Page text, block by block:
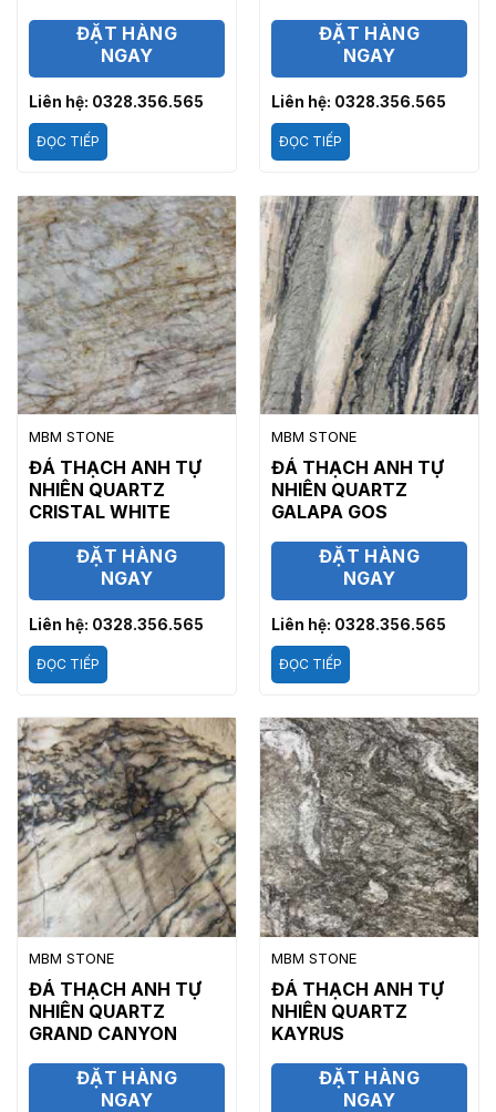
ĐẶT HÀNG
NGAY
Liên hệ: 0328.356.565
ĐỌC TIẾP
ĐẶT HÀNG
NGAY
Liên hệ: 0328.356.565
ĐỌC TIẾP
MBM STONE
ĐÁ THẠCH ANH TỰ
NHIÊN QUARTZ
CRISTAL WHITE
ĐẶT HÀNG
NGAY
Liên hệ: 0328.356.565
ĐỌC TIẾP
MBM STONE
ĐÁ THẠCH ANH TỰ
NHIÊN QUARTZ
GALAPA GOS
ĐẶT HÀNG
NGAY
Liên hệ: 0328.356.565
ĐỌC TIẾP
MBM STONE
ĐÁ THẠCH ANH TỰ
NHIÊN QUARTZ
GRAND CANYON
ĐẶT HÀNG
NGAY
MBM STONE
ĐÁ THẠCH ANH TỰ
NHIÊN QUARTZ
KAYRUS
ĐẶT HÀNG
NGAY